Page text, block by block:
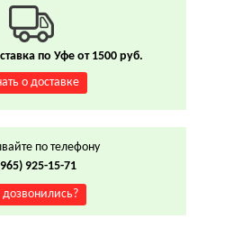
по Уфе от 1500 руб.
о доставке
по телефону
925-15-71
дозвонились?